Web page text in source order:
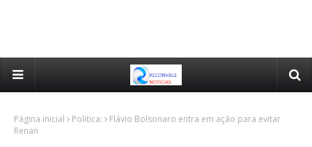
Página inicial Politica:
Flávio Bolsonaro entra em ação para evitar
Renan